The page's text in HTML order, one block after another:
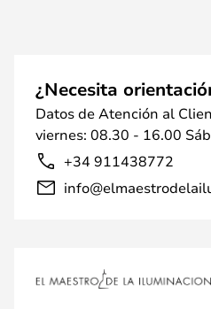
¿Necesita
Datos de Atención al
viernes: 08.30 - 16.00
+34 911438772